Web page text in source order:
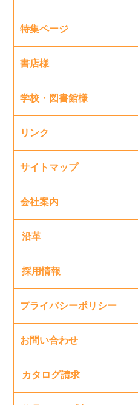
特集ページ
書店様
学校・図書館様
リンク
サイトマップ
会社案内
沿革
採用情報
プライバシーポリシー
お問い合わせ
カタログ請求